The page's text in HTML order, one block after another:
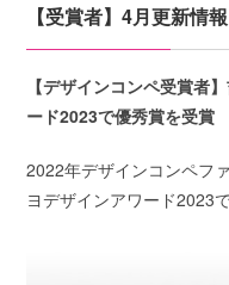
【受賞者】4月更新情報
【デザインコンペ受賞者
ード2023で優秀賞を受賞
2022年デザインコンペフ
ヨデザインアワード2023